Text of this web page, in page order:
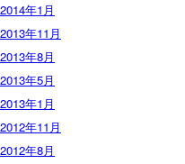
2014年1月
2013年11月
2013年8月
2013年5月
2013年1月
2012年11月
2012年8月